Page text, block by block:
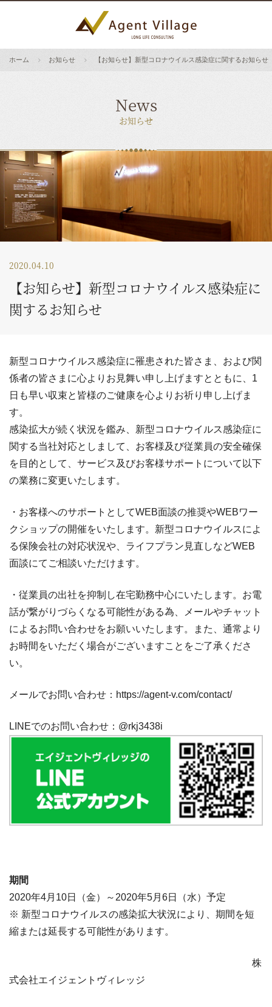
ホーム お知らせ 【お知らせ】新型コロナウイルス感染症に関するお知らせ
News
お知らせ
2020.04.10
【お知らせ】新型コロナウイルス感染症に
関するお知らせ
新型コロナウイルス感染症に罹患された皆さま、および関
係者の皆さまに心よりお見舞い申し上げますとともに、1
日も早い収束と皆様のご健康を心よりお祈り申し上げま
す。
感染拡大が続く状況を鑑み、新型コロナウイルス感染症に
関する当社対応としまして、お客様及び従業員の安全確保
を目的として、サービス及びお客様サポートについて以下
の業務に変更いたします。
・お客様へのサポートとしてWEB面談の推奨やWEBワー
クショップの開催をいたします。新型コロナウイルスによ
る保険会社の対応状況や、ライフプラン見直しなどWEB
面談にてご相談いただけます。
・従業員の出社を抑制し在宅勤務中心にいたします。お電
話が繋がりづらくなる可能性がある為、メールやチャット
によるお問い合わせをお願いいたします。また、通常より
お時間をいただく場合がございますことをご了承くださ
い。
メールでお問い合わせ：https://agent-v.com/contact/
LINEでのお問い合わせ： @rkj3438i
期間
2020年4月10日（金）～2020年5月6日（水）予定
※ 新型コロナウイルスの感染拡大状況により、期間を短
縮または延長する可能性があります。
株
式会社エイジェントヴィレッジ